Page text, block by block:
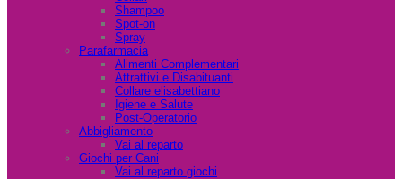
Shampoo
Spot-on
Spray
Parafarmacia
Alimenti Complementari
Attrattivi e Disabituanti
Collare elisabettiano
Igiene e Salute
Post-Operatorio
Abbigliamento
Vai al reparto
Giochi per Cani
Vai al reparto giochi